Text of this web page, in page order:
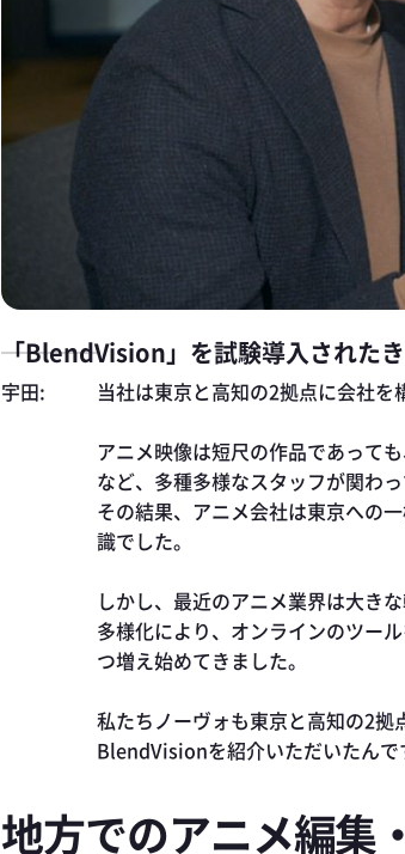
「BlendVision」を試験導入されたき
当社は東京と高知の2拠点に会社を
アニメ映像は短尺の作品であって
など、多種多様なスタッフが関わ
その結果、アニメ会社は東京への
識でした。
しかし、最近のアニメ業界は大き
多様化により、オンラインのツー
つ増え始めてきました。
私たちノーヴォも東京と高知の2
BlendVisionを紹介いただいたんで
地方でのアニメ編集